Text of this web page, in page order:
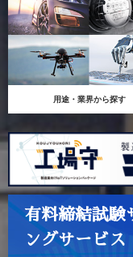
用途・業界から探す
有料締結試験
ングサービス